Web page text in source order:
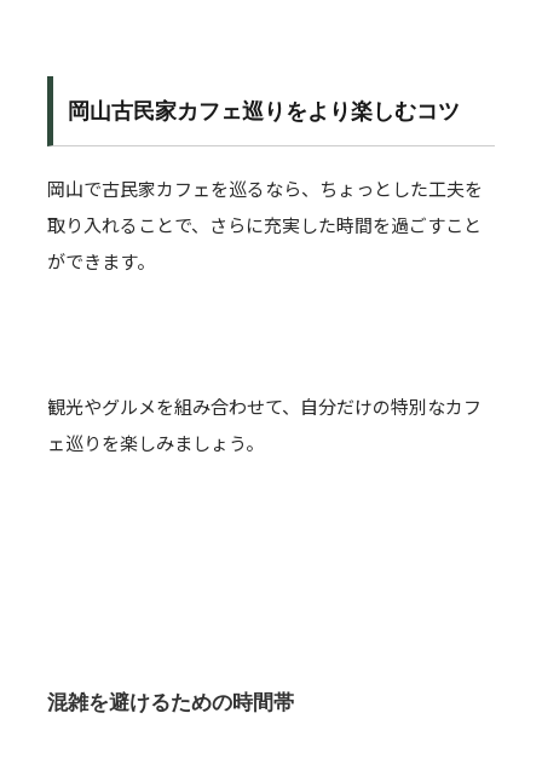
岡山古民家カフェ巡りをより楽しむコツ
岡山で古民家カフェを巡るなら、ちょっとした工夫を
取り入れることで、さらに充実した時間を過ごすこと
ができます。
観光やグルメを組み合わせて、自分だけの特別なカフ
ェ巡りを楽しみましょう。
混雑を避けるための時間帯